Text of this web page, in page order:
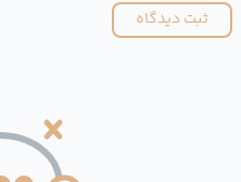
ثبت دیدگاه